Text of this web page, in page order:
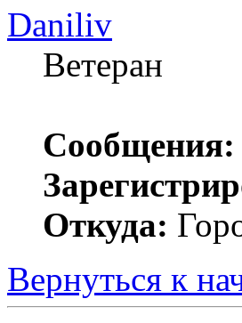
Daniliv
Ветеран
Сообщения:
Откуда:
Вернуться к